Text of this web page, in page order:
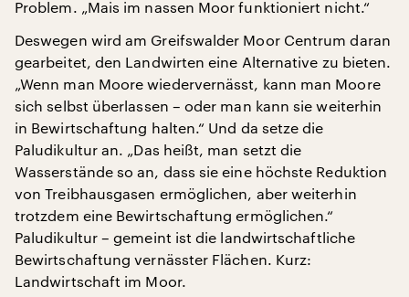
Problem. „Mais im nassen Moor funktioniert nicht.“
Deswegen wird am Greifswalder Moor Centrum daran
gearbeitet, den Landwirten eine Alternative zu bieten.
„Wenn man Moore wiedervernässt, kann man Moore
sich selbst überlassen – oder man kann sie weiterhin
in Bewirtschaftung halten.“ Und da setze die
Paludikultur an. „Das heißt, man setzt die
Wasserstände so an, dass sie eine höchste Reduktion
von Treibhausgasen ermöglichen, aber weiterhin
trotzdem eine Bewirtschaftung ermöglichen.“
Paludikultur – gemeint ist die landwirtschaftliche
Bewirtschaftung vernässter Flächen. Kurz:
Landwirtschaft im Moor.